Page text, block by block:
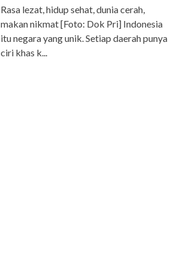
Rasa lezat, hidup sehat, dunia cerah,
makan nikmat [Foto: Dok Pri] Indonesia
itu negara yang unik. Setiap daerah punya
ciri khas k...